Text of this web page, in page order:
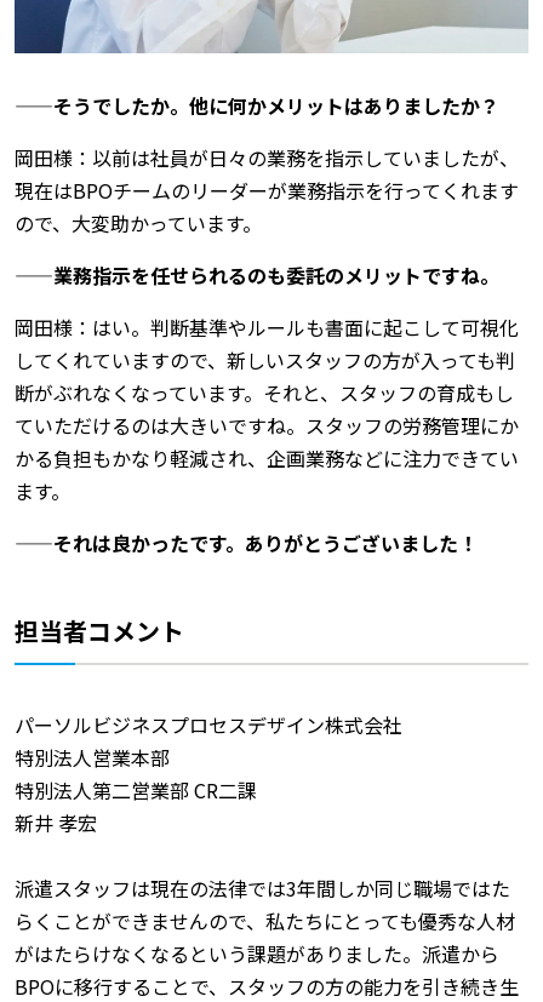
——そうでしたか。他に何かメリットはありましたか？
岡田様：以前は社員が日々の業務を指示していましたが、
現在はBPOチームのリーダーが業務指示を行ってくれます
ので、大変助かっています。
——業務指示を任せられるのも委託のメリットですね。
岡田様：はい。判断基準やルールも書面に起こして可視化
してくれていますので、新しいスタッフの方が入っても判
断がぶれなくなっています。それと、スタッフの育成もし
ていただけるのは大きいですね。スタッフの労務管理にか
かる負担もかなり軽減され、企画業務などに注力できてい
ます。
——それは良かったです。ありがとうございました！
担当者コメント
パーソルビジネスプロセスデザイン株式会社
特別法人営業本部
特別法人第二営業部 CR二課
新井 孝宏
派遣スタッフは現在の法律では3年間しか同じ職場ではた
らくことができませんので、私たちにとっても優秀な人材
がはたらけなくなるという課題がありました。派遣から
BPOに移行することで、スタッフの方の能力を引き続き生